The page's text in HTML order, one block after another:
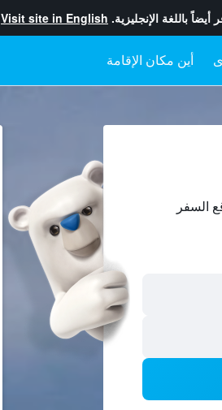
أيضاً باللغة الإنجليزية. Visit site in English
أين مكان الإقامة
السفر